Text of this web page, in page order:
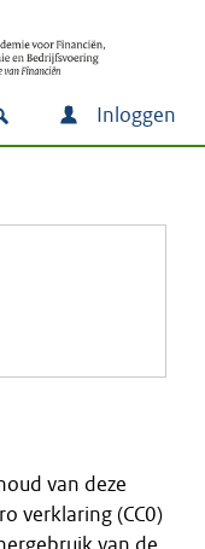
Inloggen
van deze
verklaring (CC0)